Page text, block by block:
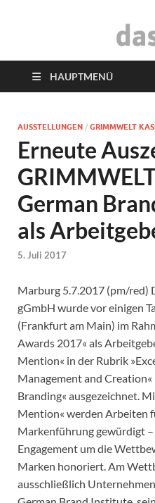
das
HAUPTMENÜ
AUSSTELLUNGEN / GRIMMWELT
Erneute
German
als
5. Juli 2017
Marburg 5.7.2017 (pm/red)
gGmbH wurde vor einigen
(Frankfurt am Main) im
Awards 2017« als
Mention« in der Rubrik
Management and
Branding« ausgezeichnet.
Mention« werden Arbeiten
Markenführung gewürdigt –
Engagement um die
Marken honoriert. Am
ausschließlich